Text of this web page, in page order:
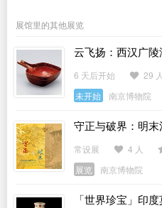
展馆里的其他展览
云飞扬：西汉广
6 天后开始 29 人
未开始
南京博物院
守正与破界：明
常设展 4 人
展览
南京博物院
「世界珍宝」印